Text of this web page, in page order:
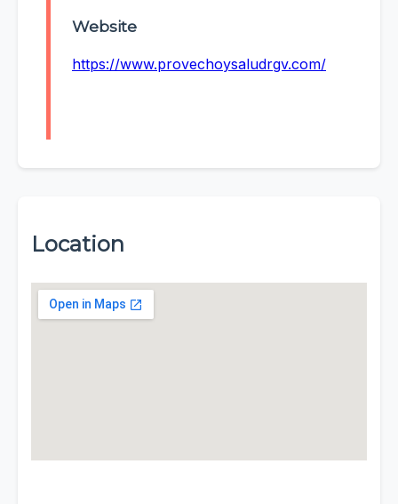
Website
https://www.provechoysaludrgv.com/
Location